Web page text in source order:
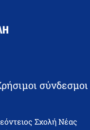
σύνδεσμοι
Σχολή Νέας